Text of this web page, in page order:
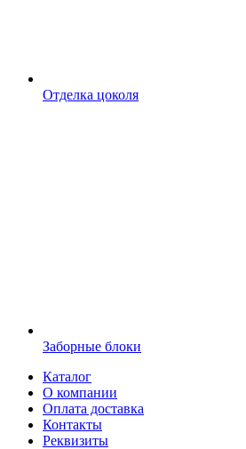
Отделка цоколя
Заборные блоки
Каталог
О компании
Оплата доставка
Контакты
Реквизиты